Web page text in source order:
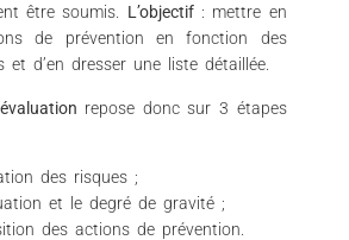
être soumis. L’objectif : mettre en
de prévention en fonction des
et d’en dresser une liste détaillée.
repose donc sur 3 étapes
des risques ;
et le degré de gravité ;
des actions de prévention.